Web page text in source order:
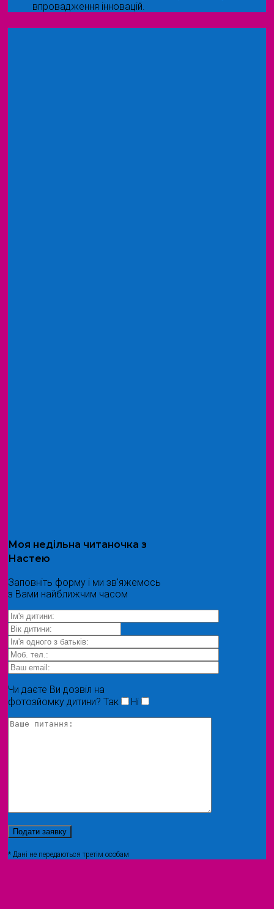
впровадження інновацій.
Моя недільна читаночка з
Настею
Заповніть форму і ми зв'яжемось
з Вами найближчим часом
Чи даєте Ви дозвіл на
фотозйомку дитини? Так Ні
* Дані не передаються третім особам